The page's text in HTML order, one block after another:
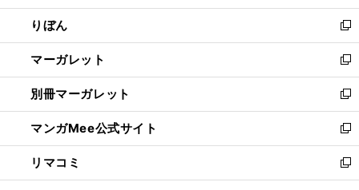
開
く
ウ
で
開
く
ン
ド
ウ
で
開
く
ウ
ィ
ン
ド
ウ
で
開
く
りぼん
新
し
い
ウ
ィ
ン
ド
ウ
で
開
マーガレット
新
し
い
ウ
ィ
ン
ド
ウ
別冊マーガレット
新
し
い
ウ
ィ
ン
マンガMee公式サイト
新
し
い
ウ
リマコミ
新
し